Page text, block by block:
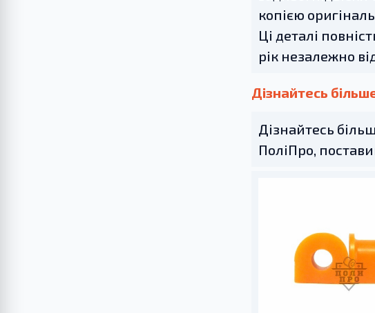
копією
Ці деталі
рік незалежно
Дізнайтесь
Дізнайтесь
ПоліПро,